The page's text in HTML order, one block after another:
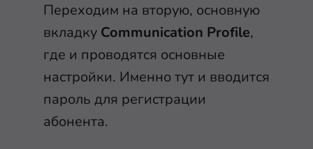
Переходим на вторую, основную
вкладку Communication Profile,
где и проводятся основные
настройки. Именно тут и вводится
пароль для регистрации
абонента.